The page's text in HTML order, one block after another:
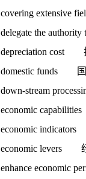
covering
delegate the
depreciation cost
domestic funds 国
down-stream
economic
economic
economic levers
enhance economic